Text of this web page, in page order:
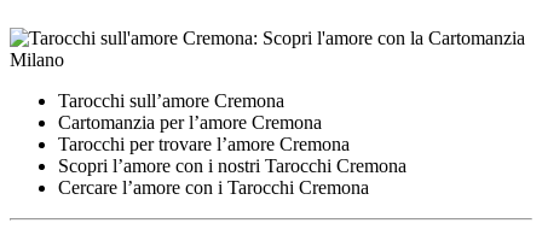
Tarocchi sull’amore Cremona
Cartomanzia per l’amore Cremona
Tarocchi per trovare l’amore Cremona
Scopri l’amore con i nostri Tarocchi Cremona
Cercare l’amore con i Tarocchi Cremona